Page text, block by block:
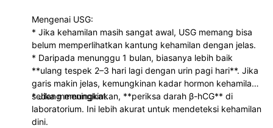
Mengenai USG:
* Jika kehamilan masih sangat awal, USG memang bisa
belum memperlihatkan kantung kehamilan dengan jelas.
* Daripada menunggu 1 bulan, biasanya lebih baik
**ulang tespek 2–3 hari lagi dengan urin pagi hari**. Jika
garis makin jelas, kemungkinan kadar hormon kehamilan
sedang meningkat.
* Jika memungkinkan, **periksa darah β-hCG** di
laboratorium. Ini lebih akurat untuk mendeteksi kehamilan
dini.